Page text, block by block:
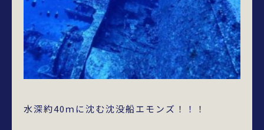
水深約40ｍに沈む沈没船エモンズ！！！